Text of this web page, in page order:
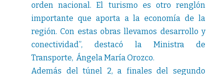
orden nacional. El turismo es otro renglón
importante que aporta a la economía de la
región. Con estas obras llevamos desarrollo y
conectividad”, destacó la Ministra de
Transporte, Ángela María Orozco.
Además del túnel 2, a finales del segundo